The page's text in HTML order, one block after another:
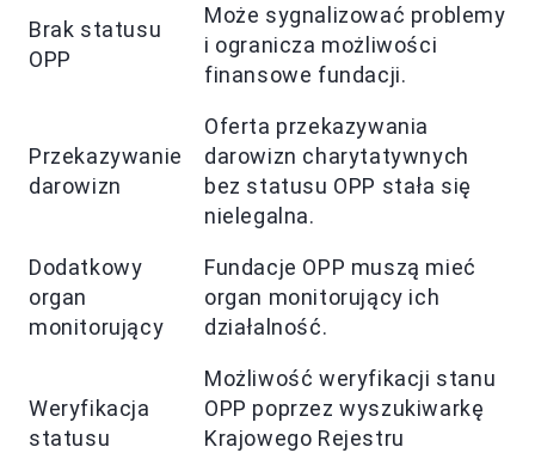
Brak statusu
OPP
Może sygnalizować problemy
i ogranicza możliwości
finansowe fundacji.
Przekazywanie
darowizn
Oferta przekazywania
darowizn charytatywnych
bez statusu OPP stała się
nielegalna.
Dodatkowy
organ
monitorujący
Fundacje OPP muszą mieć
organ monitorujący ich
działalność.
Weryfikacja
statusu
Możliwość weryfikacji stanu
OPP poprzez wyszukiwarkę
Krajowego Rejestru